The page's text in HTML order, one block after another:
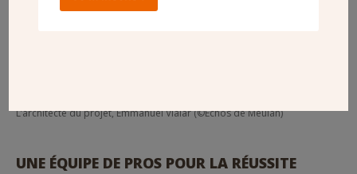
L’architecte du projet, Emmanuel Vialar (©Echos de Meulan)
UNE ÉQUIPE DE PROS POUR LA RÉUSSITE